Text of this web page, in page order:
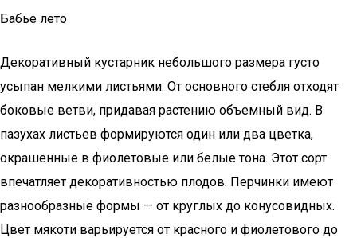
Бабье лето
Декоративный кустарник небольшого размера густо
усыпан мелкими листьями. От основного стебля отходят
боковые ветви, придавая растению объемный вид. В
пазухах листьев формируются один или два цветка,
окрашенные в фиолетовые или белые тона. Этот сорт
впечатляет декоративностью плодов. Перчинки имеют
разнообразные формы — от круглых до конусовидных.
Цвет мякоти варьируется от красного и фиолетового до